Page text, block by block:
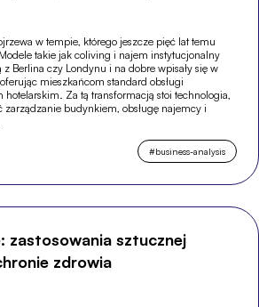
w tempie, którego jeszcze pięć lat temu
takie jak coliving i najem instytucjonalny
z Berlina czy Londynu i na dobre wpisały się w
mieszkańcom standard obsługi
hotelarskim. Za tą transformacją stoi technologia,
zarządzanie budynkiem, obsługę najemcy i
#business-analysis
zastosowania sztucznej
zdrowia